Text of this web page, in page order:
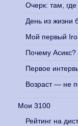
Очерк: там,
День из жизни
Мой первый
Почему Асикс?
Первое
Возраст — не
Мои 3100
Рейтинг на